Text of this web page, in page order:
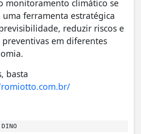
monitoramento climático se
ferramenta estratégica
reduzir riscos e
em diferentes
basta
DINO